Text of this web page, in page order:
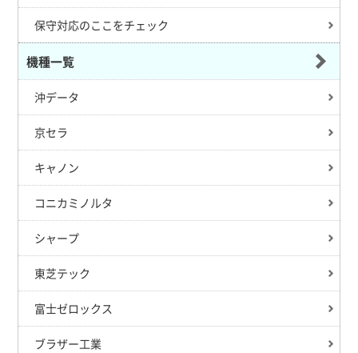
保守対応のここをチェック
機種一覧
沖データ
京セラ
キャノン
コニカミノルタ
シャープ
東芝テック
富士ゼロックス
ブラザー工業